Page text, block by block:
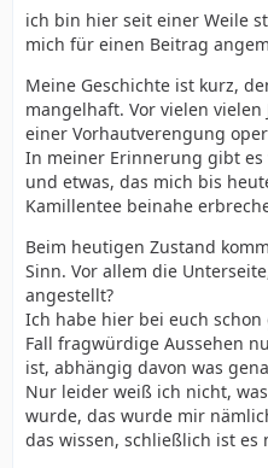
ich bin hier seit einer Weile
mich für einen Beitrag
Meine Geschichte ist kurz,
mangelhaft. Vor vielen
einer Vorhautverengung
In meiner Erinnerung gibt
und etwas, das mich bis
Kamillentee beinahe
Beim heutigen Zustand
Sinn. Vor allem die
angestellt?
Ich habe hier bei euch
Fall fragwürdige Aussehen
ist, abhängig davon was
Nur leider weiß ich nicht,
wurde, das wurde mir
das wissen, schließlich ist es